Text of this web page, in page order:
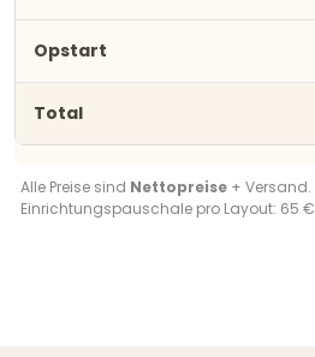
Alle Preise sind Nettopreise + Versand.
Einrichtungspauschale pro Layout: 65 €